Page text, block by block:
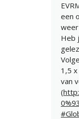
een
Heb
1,5
van
(